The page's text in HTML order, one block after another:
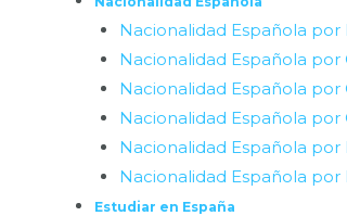
Nacionalidad Española por
Nacionalidad Española por
Nacionalidad Española por
Nacionalidad Española por
Nacionalidad Española
Nacionalidad Española por
Estudiar en España